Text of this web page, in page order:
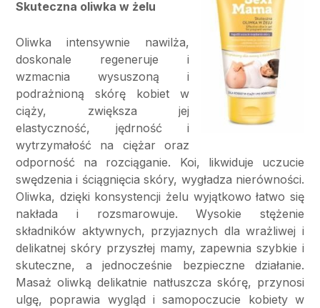
Skuteczna oliwka w żelu
Oliwka intensywnie nawilża,
doskonale regeneruje i
wzmacnia wysuszoną i
podrażnioną skórę kobiet w
ciąży, zwiększa jej
elastyczność, jędrność i
wytrzymałość na ciężar oraz
odporność na rozciąganie. Koi, likwiduje uczucie
swędzenia i ściągnięcia skóry, wygładza nierówności.
Oliwka, dzięki konsystencji żelu wyjątkowo łatwo się
nakłada i rozsmarowuje. Wysokie stężenie
składników aktywnych, przyjaznych dla wrażliwej i
delikatnej skóry przyszłej mamy, zapewnia szybkie i
skuteczne, a jednocześnie bezpieczne działanie.
Masaż oliwką delikatnie natłuszcza skórę, przynosi
ulgę, poprawia wygląd i samopoczucie kobiety w